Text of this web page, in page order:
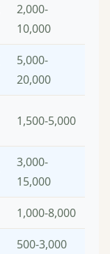
2,000-
10,000
5,000-
20,000
1,500-5,000
3,000-
15,000
1,000-8,000
500-3,000